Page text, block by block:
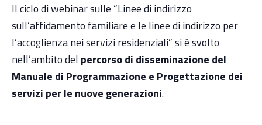
Il ciclo di webinar sulle “Linee di indirizzo
sull’affidamento familiare e le linee di indirizzo per
l’accoglienza nei servizi residenziali” si è svolto
nell’ambito del percorso di disseminazione del
Manuale di Programmazione e Progettazione dei
servizi per le nuove generazioni.